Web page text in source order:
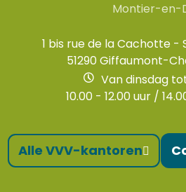
Montier-en-
1 bis rue de la Cachotte -
51290 Giffaumont-
Van dinsdag
10.00 - 12.00 uur /
Alle VVV-kantoren